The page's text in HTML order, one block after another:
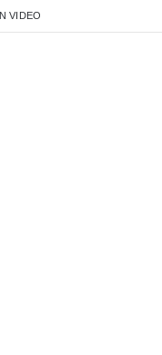
VIDEO